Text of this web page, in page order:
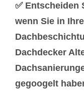
✅ Entscheiden
wenn Sie in
Dachdecker
gegoogelt